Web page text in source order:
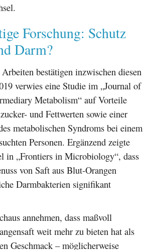
Forschung: Schutz
Darm?
bestätigen inzwischen diesen
verwies eine Studie im „Journal of
Metabolism“ auf Vorteile
und Fettwerten sowie einer
metabolischen Syndroms bei einem
Personen. Ergänzend zeigte
in „Frontiers in Microbiology“, dass
von Saft aus Blut-Orangen
Darmbakterien signifikant
annehmen, dass maßvoll
weit mehr zu bieten hat als
Geschmack – möglicherweise